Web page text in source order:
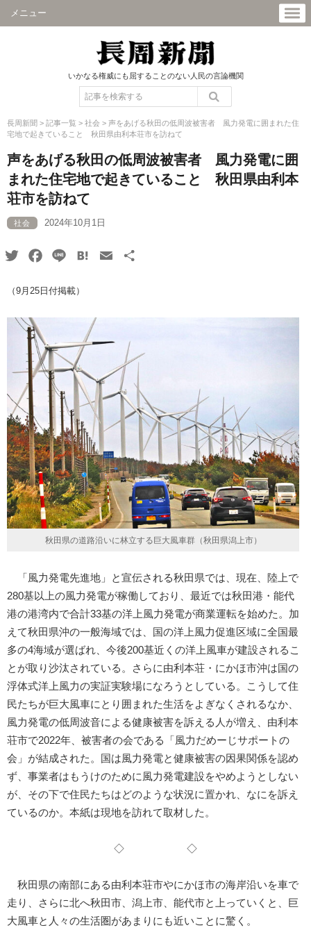
メニュー
いかなる権威にも屈することのない人民の言論機関
長周新聞 > 記事一覧 > 社会 > 声をあげる秋田の低周波被害者 風力発電に囲まれた住
宅地で起きていること 秋田県由利本荘市を訪ねて
声をあげる秋田の低周波被害者 風力発電に囲
まれた住宅地で起きていること 秋田県由利本
荘市を訪ねて
社会 2024年10月1日
TwitterFacebook
Line HatenaEmail
（9月25日付掲載）
秋田県の道路沿いに林立する巨大風車群（秋田県潟上市）
「風力発電先進地」と宣伝される秋田県では、現在、陸上で
280基以上の風力発電が稼働しており、最近では秋田港・能代
港の港湾内で合計33基の洋上風力発電が商業運転を始めた。加
えて秋田県沖の一般海域では、国の洋上風力促進区域に全国最
多の4海域が選ばれ、今後200基近くの洋上風車が建設されるこ
とが取り沙汰されている。さらに由利本荘・にかほ市沖は国の
浮体式洋上風力の実証実験場になろうとしている。こうして住
民たちが巨大風車にとり囲まれた生活をよぎなくされるなか、
風力発電の低周波音による健康被害を訴える人が増え、由利本
荘市で2022年、被害者の会である「風力だめーじサポートの
会」が結成された。国は風力発電と健康被害の因果関係を認め
ず、事業者はもうけのために風力発電建設をやめようとしない
が、その下で住民たちはどのような状況に置かれ、なにを訴え
ているのか。本紙は現地を訪れて取材した。
◇ ◇
秋田県の南部にある由利本荘市やにかほ市の海岸沿いを車で
走り、さらに北へ秋田市、潟上市、能代市と上っていくと、巨
大風車と人々の生活圏があまりにも近いことに驚く。